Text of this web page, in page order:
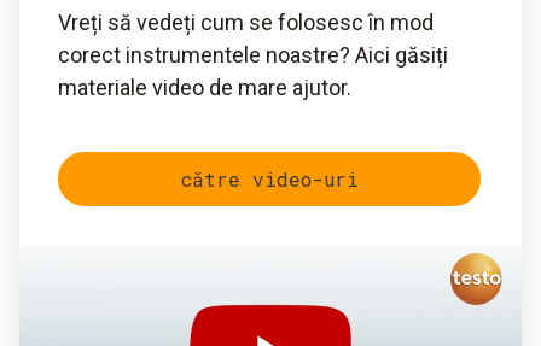
Vreți să vedeți cum se folosesc în mod
corect instrumentele noastre? Aici găsiți
materiale video de mare ajutor.
către video-uri